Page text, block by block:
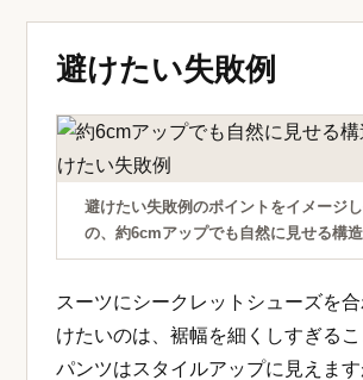
避けたい失敗例
避けたい失敗例のポイントをイメージ
の、約6cmアップでも自然に見せる構造
スーツにシークレットシューズを
けたいのは、裾幅を細くしすぎる
パンツはスタイルアップに見えます